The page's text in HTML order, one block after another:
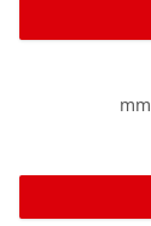
mm